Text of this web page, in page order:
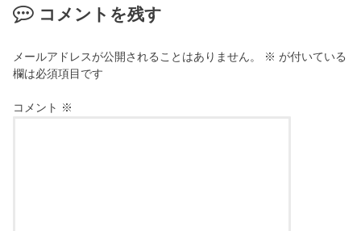
コメントを残す
メールアドレスが公開されることはありません。 ※ が付いている
欄は必須項目です
コメント ※